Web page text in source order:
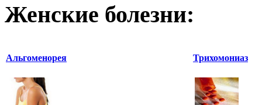
Женские болезни:
Альгоменорея Трихомониаз